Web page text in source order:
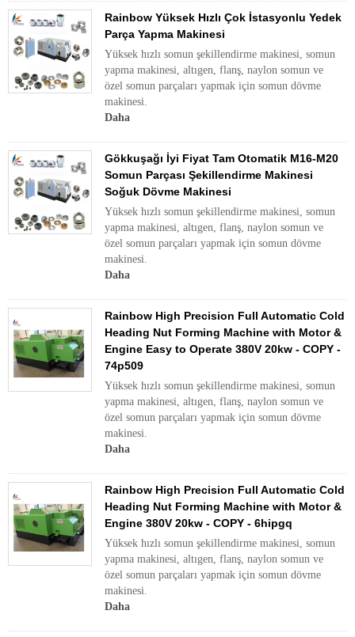
Rainbow Yüksek Hızlı Çok İstasyonlu Yedek
Parça Yapma Makinesi
Yüksek hızlı somun şekillendirme makinesi, somun
yapma makinesi, altıgen, flanş, naylon somun ve
özel somun parçaları yapmak için somun dövme
makinesi.
Daha
Gökkuşağı İyi Fiyat Tam Otomatik M16-M20
Somun Parçası Şekillendirme Makinesi
Soğuk Dövme Makinesi
Yüksek hızlı somun şekillendirme makinesi, somun
yapma makinesi, altıgen, flanş, naylon somun ve
özel somun parçaları yapmak için somun dövme
makinesi.
Daha
Rainbow High Precision Full Automatic Cold
Heading Nut Forming Machine with Motor &
Engine Easy to Operate 380V 20kw - COPY -
74p509
Yüksek hızlı somun şekillendirme makinesi, somun
yapma makinesi, altıgen, flanş, naylon somun ve
özel somun parçaları yapmak için somun dövme
makinesi.
Daha
Rainbow High Precision Full Automatic Cold
Heading Nut Forming Machine with Motor &
Engine 380V 20kw - COPY - 6hipgq
Yüksek hızlı somun şekillendirme makinesi, somun
yapma makinesi, altıgen, flanş, naylon somun ve
özel somun parçaları yapmak için somun dövme
makinesi.
Daha